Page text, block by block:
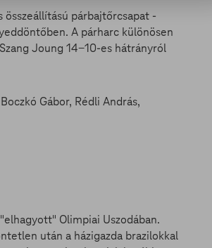
összeállítású párbajtőrcsapat -
A párharc különösen
Joung 14-10-es hátrányról
Gábor, Rédli András,
Olimpiai Uszodában.
után a házigazda brazilokkal